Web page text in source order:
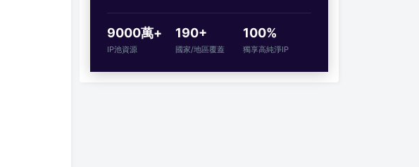
9000萬+
IP池資源
190+
國家/地區覆蓋
100%
獨享高純淨IP